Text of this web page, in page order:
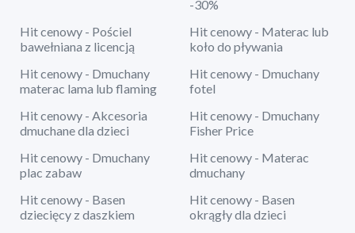
-30%
Hit cenowy - Pościel
bawełniana z licencją
Hit cenowy - Materac lub
koło do pływania
Hit cenowy - Dmuchany
materac lama lub flaming
Hit cenowy - Dmuchany
fotel
Hit cenowy - Akcesoria
dmuchane dla dzieci
Hit cenowy - Dmuchany
Fisher Price
Hit cenowy - Dmuchany
plac zabaw
Hit cenowy - Materac
dmuchany
Hit cenowy - Basen
dziecięcy z daszkiem
Hit cenowy - Basen
okrągły dla dzieci